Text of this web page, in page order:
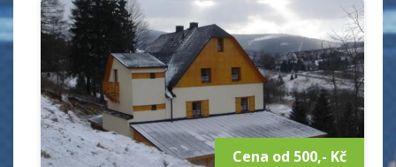
Součástí každého apartmánu je ložnice vybavena
ložním prádlem a ručníky.
Obývací pokoj se satelitním televizorem. Součástí
obývacího pokoje je také kuchyňský kout. Zde je k
dispozici lednice, sklokeramická deska, rychlovarná
konvice, kávovar, myčka nádobí a dostatečné množství
nádobí.
Sociální zařízení se skládá z umyvadla, toalety a
sprchového koutu.
Cena od 500,- Kč